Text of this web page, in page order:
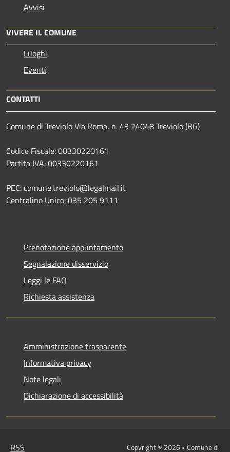
Avvisi
VIVERE IL COMUNE
Luoghi
Eventi
CONTATTI
Comune di Treviolo Via Roma, n. 43 24048 Treviolo (BG)
Codice Fiscale: 00330220161
Partita IVA: 00330220161
PEC: comune.treviolo@legalmail.it
Centralino Unico:035 205 9111
Prenotazione appuntamento
Segnalazione disservizio
Leggi le FAQ
Richiesta assistenza
Amministrazione trasparente
Informativa privacy
Note legali
Dichiarazione di accessibilità
RSS Copyright © 2026 • Comune di